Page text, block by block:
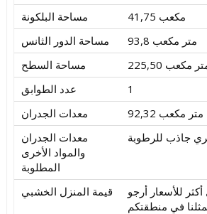
مساحة البلكونة
41,75 مكعب
مساحة الدور الثانس
93,8 متر مكعب
مساحة السطح
متر مكعب
عدد الطوابق
1
معدات الجدران
92,32 متر مكعب
معدات الجدران
والمواد الأخرى
المطلوبة
جاذب للرطوبة
قيمة المنزل الخشبي
للأسعار أرجو
في منطقتكم